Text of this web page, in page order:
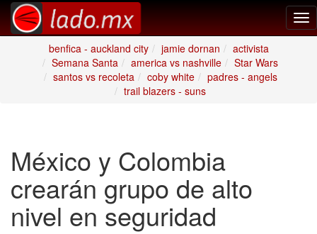
benfica - auckland city
jamie dornan
activista
Semana Santa
america vs nashville
Star Wars
santos vs recoleta
coby white
padres - angels
trail blazers - suns
México y Colombia
crearán grupo de alto
nivel en seguridad